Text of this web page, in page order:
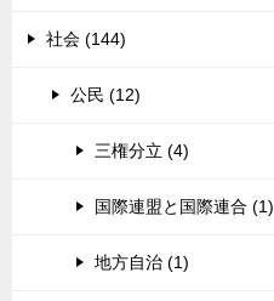
社会 (144)
公民 (12)
三権分立 (4)
国際連盟と国際連合 (1)
地方自治 (1)